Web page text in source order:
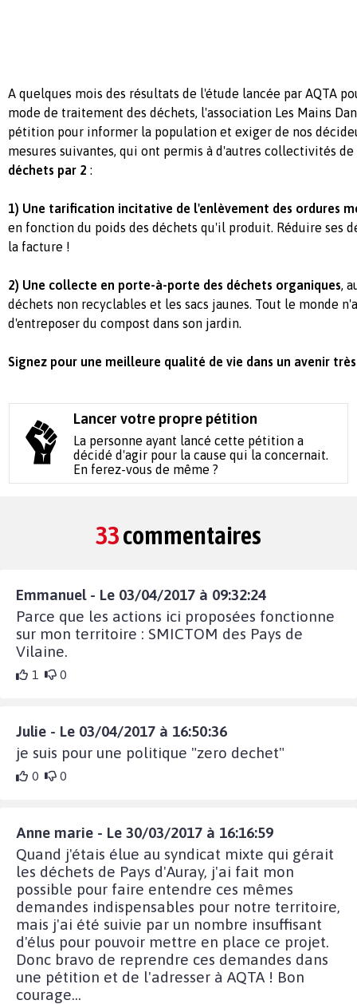
A quelques mois des résultats de l'étude lancée par AQTA
mode de traitement des déchets, l'association Les Mains
pétition pour informer la population et exiger de nos
mesures suivantes, qui ont permis à d'autres collectivités de
déchets par 2 :
1) Une tarification incitative de l'enlèvement des ordures
en fonction du poids des déchets qu'il produit. Réduire ses
la facture !
2) Une collecte en porte-à-porte des déchets organiques,
déchets non recyclables et les sacs jaunes. Tout le monde
d'entreposer du compost dans son jardin.
Signez pour une meilleure qualité de vie dans un avenir
Lancer votre propre pétition
La personne ayant lancé cette pétition a
décidé d'agir pour la cause qui la concernait.
En ferez-vous de même ?
33commentaires
Emmanuel - Le 03/04/2017 à 09:32:24
Parce que les actions ici proposées fonctionne
sur mon territoire : SMICTOM des Pays de
Vilaine.
1 0
Julie - Le 03/04/2017 à 16:50:36
je suis pour une politique "zero dechet"
0 0
Anne marie - Le 30/03/2017 à 16:16:59
Quand j'étais élue au syndicat mixte qui gérait
les déchets de Pays d'Auray, j'ai fait mon
possible pour faire entendre ces mêmes
demandes indispensables pour notre territoire,
mais j'ai été suivie par un nombre insuffisant
d'élus pour pouvoir mettre en place ce projet.
Donc bravo de reprendre ces demandes dans
une pétition et de l'adresser à AQTA ! Bon
courage...